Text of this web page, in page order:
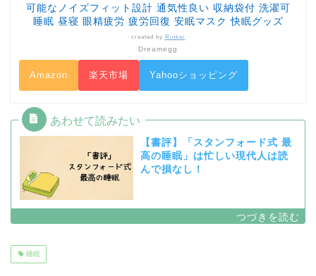
可能なノイズフィット設計 通気性良い 収納袋付 洗濯可
睡眠 昼寝 眼精疲労 疲労回復 安眠マスク 快眠グッズ
created by Rinker
Dreamegg
Amazon 楽天市場 Yahooショッピング
【書評】「スタンフォード式 最
高の睡眠」は忙しい現代人は読
んで損なし！
睡眠